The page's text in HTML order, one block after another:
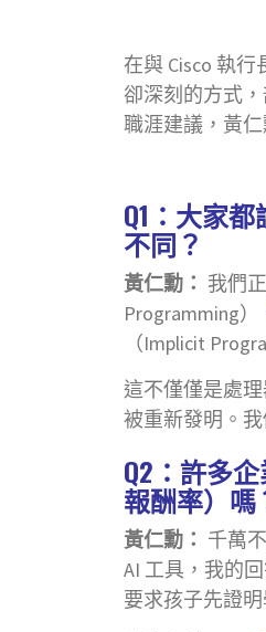
在與 Cisco 執行
卻深刻的方式
職涯建議，黃
Q1：大家
不同？
黃仁勳： 我們
Programming）
（Implicit
這不僅僅是處
被重新發明。
Q2：許多
報酬率）嗎
黃仁勳： 千萬
AI 工具，我的
要求孩子先證